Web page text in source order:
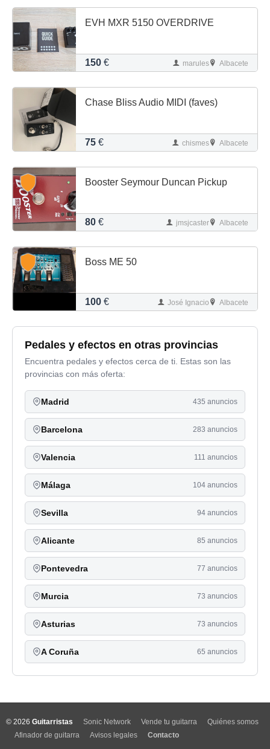
EVH MXR 5150 OVERDRIVE
150 € marules Albacete
Chase Bliss Audio MIDI (faves)
75 € chismes Albacete
Booster Seymour Duncan Pickup
80 € jmsjcaster Albacete
Boss ME 50
100 € José Ignacio Albacete
Pedales y efectos en otras provincias
Encuentra pedales y efectos cerca de ti. Estas son las
provincias con más oferta:
Madrid 435 anuncios
Barcelona 283 anuncios
Valencia 111 anuncios
Málaga 104 anuncios
Sevilla 94 anuncios
Alicante 85 anuncios
Pontevedra 77 anuncios
Murcia 73 anuncios
Asturias 73 anuncios
A Coruña 65 anuncios
© 2026 Guitarristas Sonic Network Vende tu guitarra
Quiénes somos
Afinador de guitarra
Avisos legales Contacto